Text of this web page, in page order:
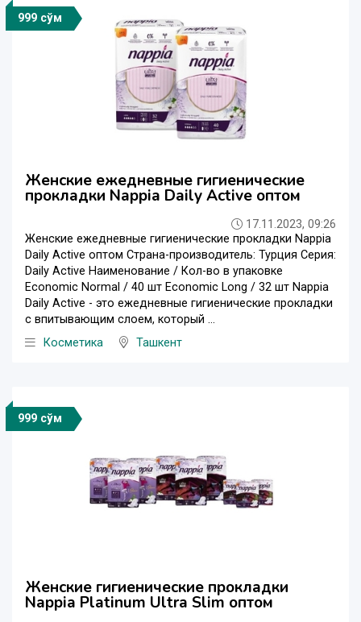
999 сўм
Женские ежедневные гигиенические
прокладки Nappia Daily Active оптом
17.11.2023, 09:26
Женские ежедневные гигиенические прокладки Nappia
Daily Active оптом Страна-производитель: Турция Серия:
Daily Active Наименование / Кол-во в упаковке
Economic Normal / 40 шт Economic Long / 32 шт Nappia
Daily Active - это ежедневные гигиенические прокладки
с впитывающим слоем, который ...
Косметика
Ташкент
999 сўм
Женские гигиенические прокладки
Nappia Platinum Ultra Slim оптом